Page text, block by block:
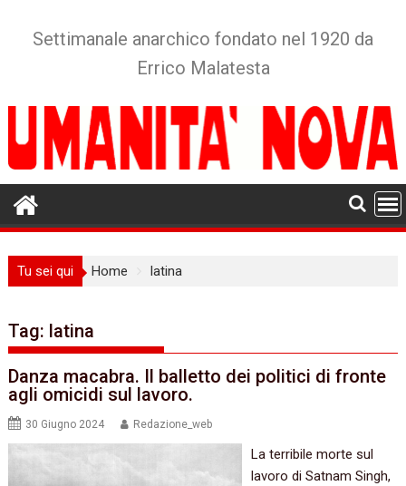
Settimanale anarchico fondato nel 1920 da
Errico Malatesta
Tu sei qui Home latina
Tag: latina
Danza macabra. Il balletto dei politici di fronte
agli omicidi sul lavoro.
30 Giugno 2024 Redazione_web
La terribile morte sul
lavoro di Satnam Singh,